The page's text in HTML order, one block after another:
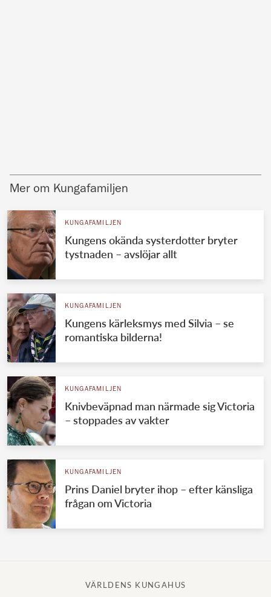
Mer om Kungafamiljen
KUNGAFAMILJEN
Kungens okända systerdotter bryter
tystnaden – avslöjar allt
KUNGAFAMILJEN
Kungens kärleksmys med Silvia – se
romantiska bilderna!
KUNGAFAMILJEN
Knivbeväpnad man närmade sig Victoria
– stoppades av vakter
KUNGAFAMILJEN
Prins Daniel bryter ihop – efter känsliga
frågan om Victoria
VÄRLDENS KUNGAHUS